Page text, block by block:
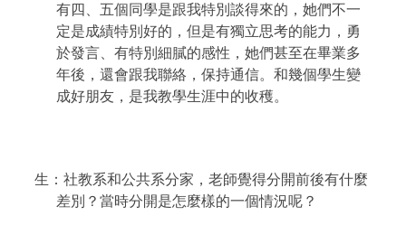
有四、五個同學是跟我特別談得來的，她們不一
定是成績特別好的，但是有獨立思考的能力，勇
於發言、有特別細膩的感性，她們甚至在畢業多
年後，還會跟我聯絡，保持通信。和幾個學生變
成好朋友，是我教學生涯中的收穫。
生：社教系和公共系分家，老師覺得分開前後有什麼
差別？當時分開是怎麼樣的一個情況呢？